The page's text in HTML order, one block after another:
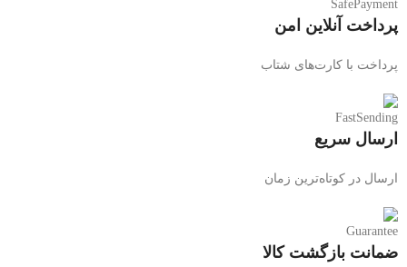
پرداخت آنلاین امن
پرداخت با کارت‌های شتاب
ارسال سریع
ارسال در کوتاه‌ترین زمان
ضمانت بازگشت کالا